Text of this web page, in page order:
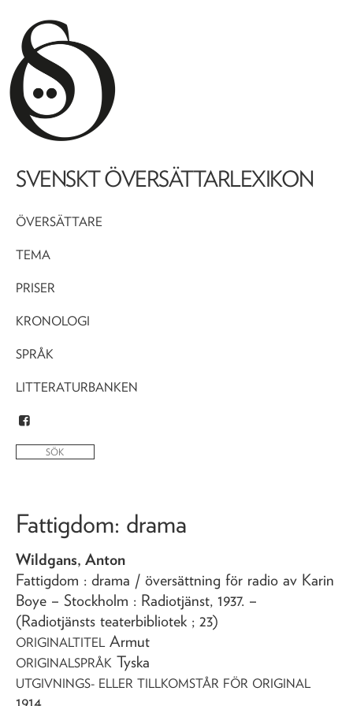
SVENSKT ÖVERSÄTTARLEXIKON
ÖVERSÄTTARE
TEMA
PRISER
KRONOLOGI
SPRÅK
LITTERATURBANKEN
Fattigdom: drama
Wildgans, Anton
Fattigdom : drama / översättning för radio av Karin
Boye – Stockholm : Radiotjänst, 1937. –
(Radiotjänsts teaterbibliotek ; 23)
ORIGINALTITEL Armut
ORIGINALSPRÅK Tyska
UTGIVNINGS- ELLER TILLKOMSTÅR FÖR ORIGINAL